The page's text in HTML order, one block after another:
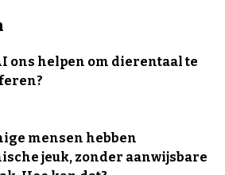
ons helpen om dierentaal te
mensen hebben
jeuk, zonder aanwijsbare